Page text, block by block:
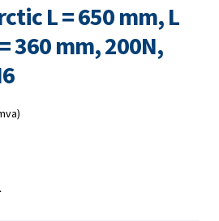
L = 650 mm, L
360 mm, 200N,